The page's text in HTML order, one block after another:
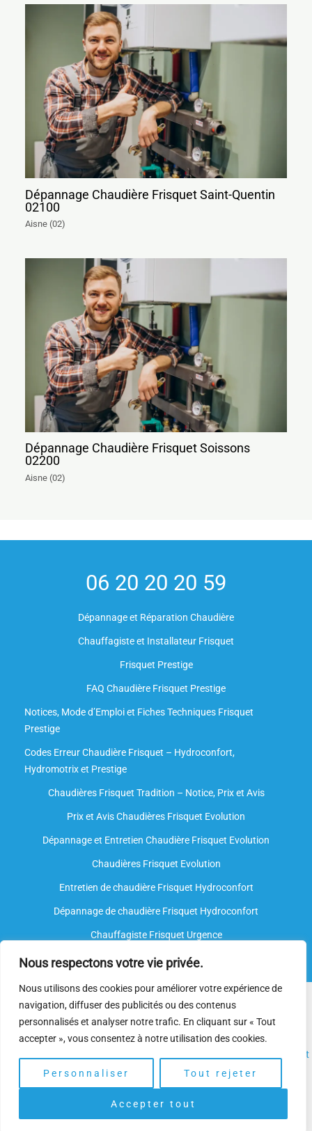
Nous respectons votre vie privée.
Nous utilisons des cookies pour améliorer votre expérience de
navigation, diffuser des publicités ou des contenus
personnalisés et analyser notre trafic. En cliquant sur « Tout
accepter », vous consentez à notre utilisation des cookies.
Personnaliser Tout rejeter
Accepter tout
Dépannage Chaudière Frisquet Saint-Quentin
02100
Aisne (02)
Dépannage Chaudière Frisquet Soissons
02200
Aisne (02)
06 20 20 20 59
Dépannage et Réparation Chaudière
Chauffagiste et Installateur Frisquet
Frisquet Prestige
FAQ Chaudière Frisquet Prestige
Notices, Mode d’Emploi et Fiches Techniques Frisquet
Prestige
Codes Erreur Chaudière Frisquet – Hydroconfort,
Hydromotrix et Prestige
Chaudières Frisquet Tradition – Notice, Prix et Avis
Prix et Avis Chaudières Frisquet Evolution
Dépannage et Entretien Chaudière Frisquet Evolution​
Chaudières Frisquet Evolution
Entretien de chaudière Frisquet Hydroconfort
Dépannage de chaudière Frisquet Hydroconfort
Chauffagiste Frisquet Urgence
Nous intervenons sur toutes les marques de chauffe-eau, mais
nous ne sommespas agréés par le fabricant. Nosplombiers
spécialisésdisposent néanmoins de l’expertise et des
et
le
dépannage.
Copyright © 2025 | Depannage Chaudiere. Gaz Frisquet